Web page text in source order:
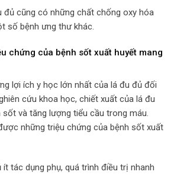
đủ cũng có những chất chống oxy hóa
số bệnh ưng thư khác.
chứng của bệnh sốt xuất huyết mang
lợi ích y học lớn nhất của lá đu đủ đối
cứu khoa học, chiết xuất của lá đu
và tăng lượng tiểu cầu trong máu.
những triệu chứng của bệnh sốt xuất
tác dụng phụ, quá trình điều trị nhanh